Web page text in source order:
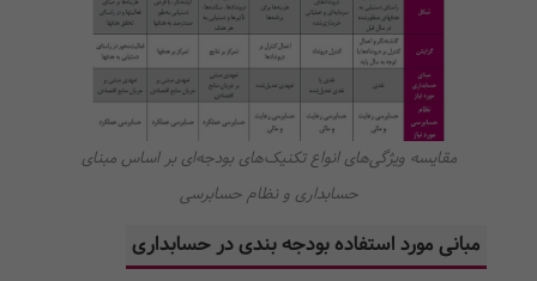
مقایسه ویژگی‌های انواع تکنیک‌های بودجه‌ای بر اساس مبنای
حسابداری و نظام حسابرسی
مبانی مورد استفاده بودجه بندی در حسابداری